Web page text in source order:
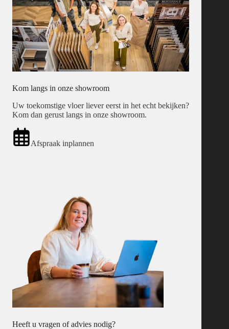
Kom langs in onze showroom
Uw toekomstige vloer liever eerst in het echt bekijken?
Kom dan gerust langs in onze showroom.
Afspraak inplannen
Heeft u vragen of advies nodig?